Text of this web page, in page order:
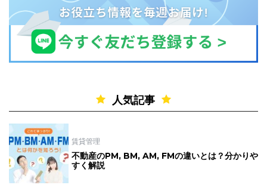
人気記事
賃貸管理
不動産のPM, BM, AM, FMの違いとは？分かりや
すく解説